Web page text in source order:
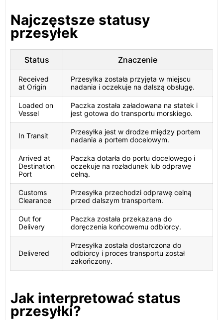
Najczęstsze statusy
przesyłek
Status Znaczenie
Received
at Origin
Przesyłka została przyjęta w miejscu
nadania i oczekuje na dalszą obsługę.
Loaded on
Vessel
Paczka została załadowana na statek i
jest gotowa do transportu morskiego.
In Transit
Przesyłka jest w drodze między portem
nadania a portem docelowym.
Arrived at
Destination
Port
Paczka dotarła do portu docelowego i
oczekuje na rozładunek lub odprawę
celną.
Customs
Clearance
Przesyłka przechodzi odprawę celną
przed dalszym transportem.
Out for
Delivery
Paczka została przekazana do
doręczenia końcowemu odbiorcy.
Delivered
Przesyłka została dostarczona do
odbiorcy i proces transportu został
zakończony.
Jak interpretować status
przesyłki?